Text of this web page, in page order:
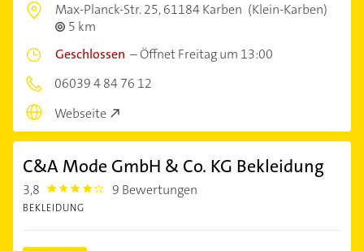
Max-Planck-Str. 25,61184 Karben (Klein-Karben)
5 km
Geschlossen –Öffnet Freitag um 13:00
06039 4 84 76 12
Webseite
C&A Mode GmbH & Co. KG Bekleidung
3,8 3.8 9 Bewertungen
BEKLEIDUNG